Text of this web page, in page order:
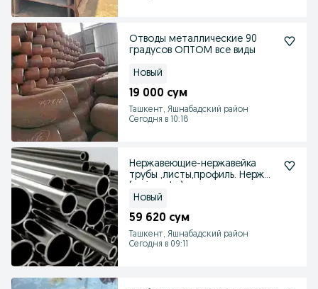
Отводы металлические 90
градусов ОПТОМ все виды
Новый
19 000 сум
Ташкент, Яшнабадский район
Сегодня в 10:18
Нержавеющие-нержавейка
трубы ,листы,профиль. Нерж
Новый
59 620 сум
Ташкент, Яшнабадский район
Сегодня в 09:11